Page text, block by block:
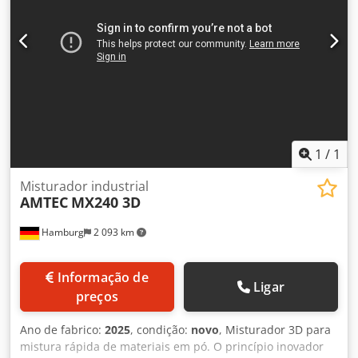
rodas com travão Máxima segurança para a concentração
de soda desejada. Mistura ótima, quantidades dosadas
conforme a necessidade. Dimensões (LxPxA) em mm: 620 x
1 / 1
Hamburg 2 093 km
Misturador industrial
AMTEC MX240 3D
preços
Ligar
Ano de fabrico: 2025, condição: novo, Misturador 3D para
mistura rápida de materiais em pó. O princípio inovador